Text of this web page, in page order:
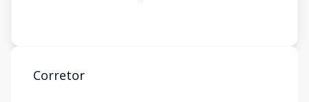
Corretor